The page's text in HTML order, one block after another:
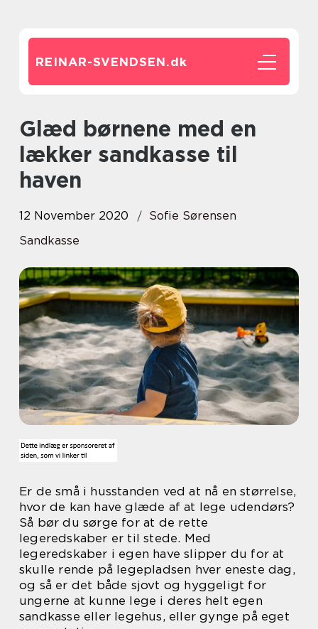
REINAR-SVENDSEN.dk
Glæd børnene med en
lækker sandkasse til
haven
12 November 2020
Sofie Sørensen
Sandkasse
Er de små i husstanden ved at nå en størrelse,
hvor de kan have glæde af at lege udendørs?
Så bør du sørge for at de rette
legeredskaber er til stede. Med
legeredskaber i egen have slipper du for at
skulle rende på legepladsen hver eneste dag,
og så er det både sjovt og hyggeligt for
ungerne at kunne lege i deres helt egen
sandkasse eller legehus, eller gynge på eget